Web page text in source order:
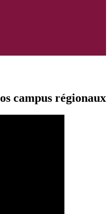
campus régionaux